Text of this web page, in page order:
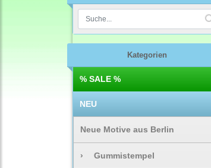
Kategorien
% SALE %
NEU
Neue Motive aus Berlin
› Gummistempel